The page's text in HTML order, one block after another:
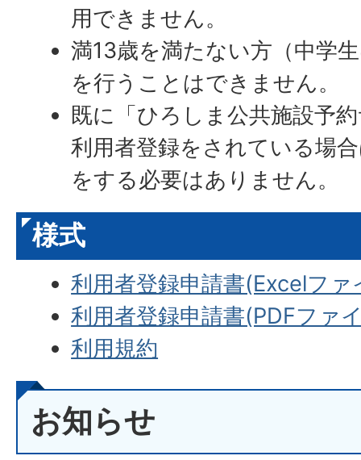
用できません。
満13歳を満たない方（中学
を行うことはできません。
既に「ひろしま公共施設予
利用者登録をされている場
をする必要はありません。
様式
利用者登録申請書(Excelフ
利用者登録申請書(PDFファ
利用規約
お知らせ